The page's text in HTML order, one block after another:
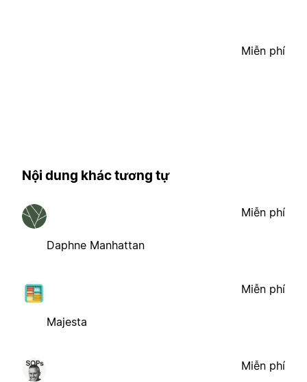
Miễn phí
Nội dung khác tương tự
Daphne Manhattan
Miễn phí
Majesta
Miễn phí
Miễn phí